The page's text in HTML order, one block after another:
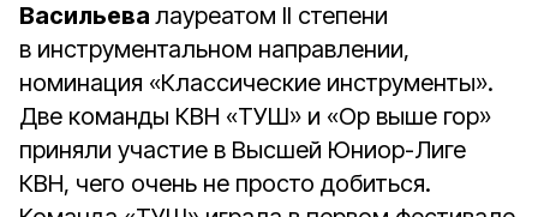
Васильева лауреатом II степени
в инструментальном направлении,
номинация «Классические инструменты».
Две команды КВН «ТУШ» и «Ор выше гор»
приняли участие в Высшей Юниор-Лиге
КВН, чего очень не просто добиться.